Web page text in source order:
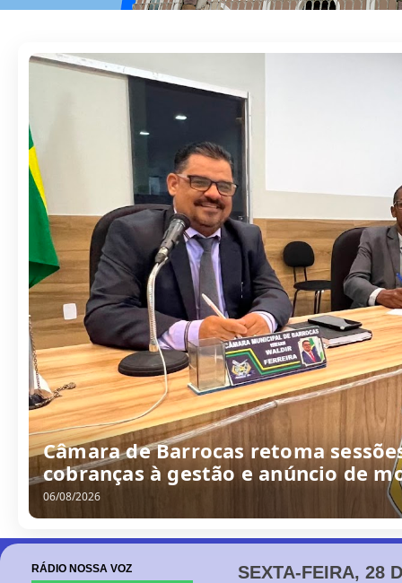
Câmara de Barrocas retoma
cobranças à gestão e anúncio de
06/08/2026
SEXTA-FEIRA, 28
RÁDIO NOSSA VOZ